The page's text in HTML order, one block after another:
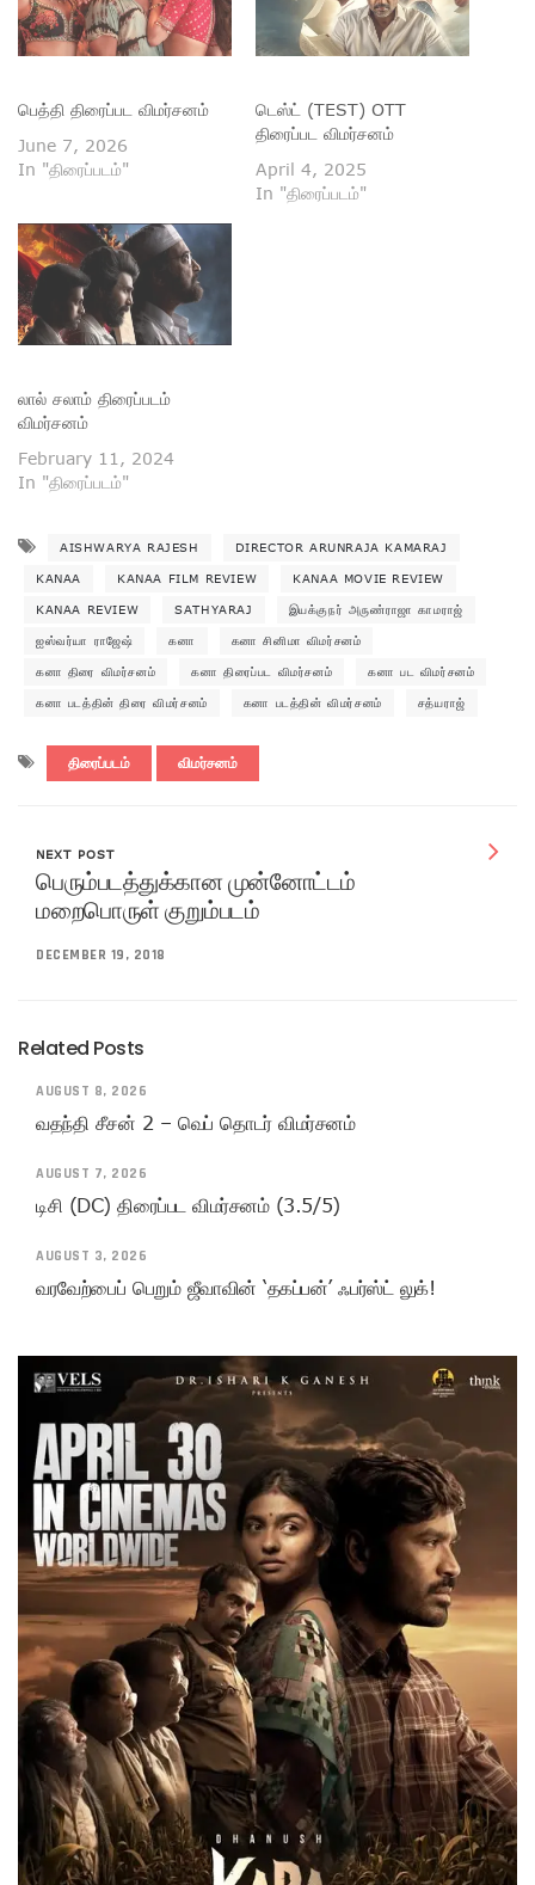
பெத்தி திரைப்பட விமர்சனம்
June 7, 2026
In "திரைப்படம்"
டெஸ்ட் (TEST) OTT
திரைப்பட விமர்சனம்
April 4, 2025
In "திரைப்படம்"
லால் சலாம் திரைப்படம்
விமர்சனம்
February 11, 2024
In "திரைப்படம்"
AISHWARYA RAJESH DIRECTOR ARUNRAJA KAMARAJ
KANAA KANAA FILM REVIEW KANAA MOVIE REVIEW
KANAA REVIEW SATHYARAJ இயக்குநர் அருண்ராஜா காமராஜ்
ஐஸ்வர்யா ராஜேஷ் கனா கனா சினிமா விமர்சனம்
கனா திரை விமர்சனம் கனா திரைப்பட விமர்சனம் கனா பட விமர்சனம்
கனா படத்தின் திரை விமர்சனம் கனா படத்தின் விமர்சனம் சத்யராஜ்
திரைப்படம் விமர்சனம்
NEXT POST
பெரும்படத்துக்கான முன்னோட்டம்
மறைபொருள் குறும்படம்
DECEMBER 19, 2018
Related Posts
AUGUST 8, 2026
வதந்தி சீசன் 2 – வெப் தொடர் விமர்சனம்
AUGUST 7, 2026
டிசி (DC) திரைப்பட விமர்சனம் (3.5/5)
AUGUST 3, 2026
வரவேற்பைப் பெறும் ஜீவாவின் ‘தகப்பன்’ ஃபர்ஸ்ட் லுக்!